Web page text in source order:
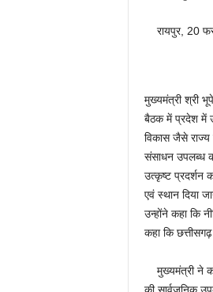
रायपुर, 20
मुख्यमंत्री श्री
बैठक में प्रदेश में
विकास जैसे राज्य
संसाधन उपलब्ध
उत्कृष्ट प्रदर्शन
एवं स्थान दिया
उन्होंने कहा कि
कहा कि
मुख्यमंत्री ने